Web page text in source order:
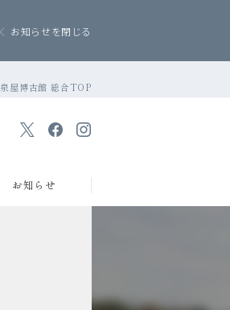
お知らせを閉じる
泉屋博古館 総合TOP
お知らせ